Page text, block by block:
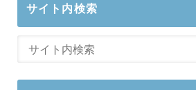
サイト内検索